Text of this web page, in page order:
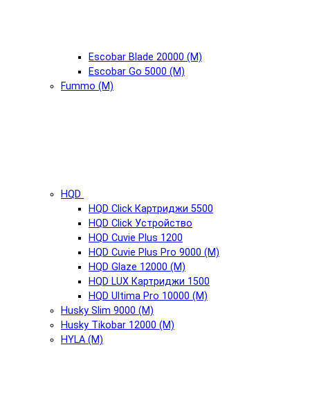
Escobar Blade 20000 (М)
Escobar Go 5000 (М)
Fummo (М)
HQD
HQD Click Картриджи 5500
HQD Click Устройство
HQD Cuvie Plus 1200
HQD Cuvie Plus Pro 9000 (М)
HQD Glaze 12000 (М)
HQD LUX Картриджи 1500
HQD Ultima Pro 10000 (М)
Husky Slim 9000 (М)
Husky Tikobar 12000 (М)
HYLA (М)